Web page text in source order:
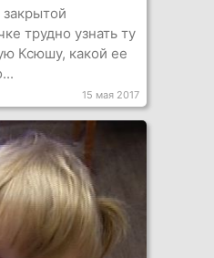
трудно узнать ту
Ксюшу, какой ее
15 мая 2017